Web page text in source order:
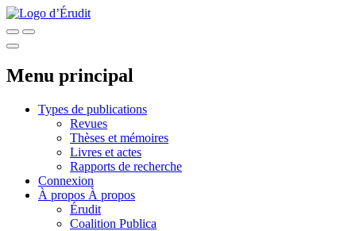
Menu principal
Types de publications
Revues
Thèses et mémoires
Livres et actes
Rapports de recherche
Connexion
À propos À propos
Érudit
Coalition Publica